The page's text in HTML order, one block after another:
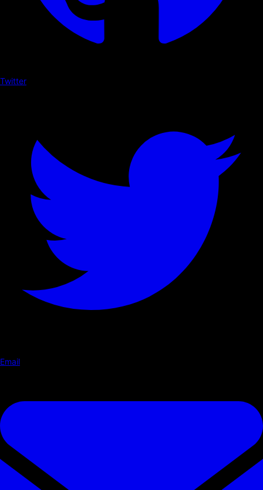
Twitter
Email